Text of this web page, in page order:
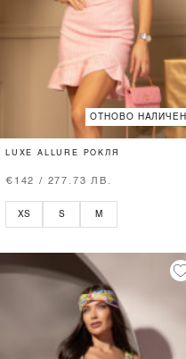
ОТНОВО НАЛИЧЕН
LUXE ALLURE РОКЛЯ
€142 / 277.73 ЛВ.
XS S M